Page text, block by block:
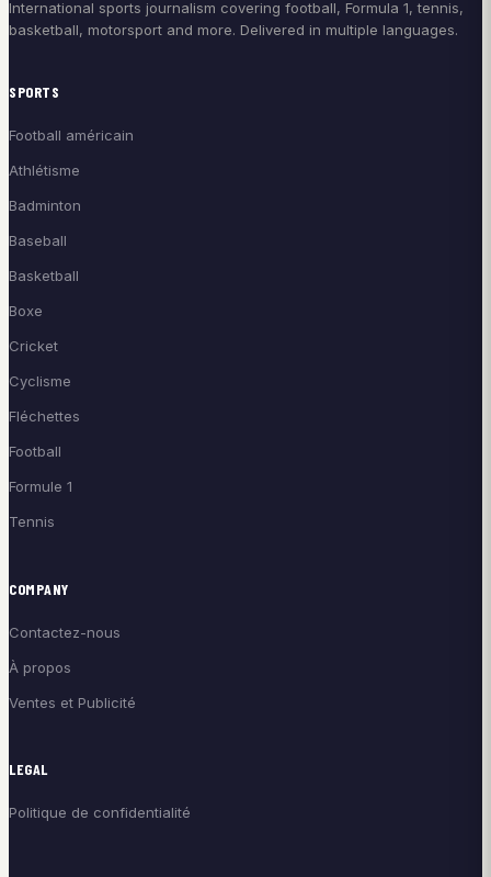
International sports journalism covering football, Formula 1, tennis,
basketball, motorsport and more. Delivered in multiple languages.
SPORTS
Football américain
Athlétisme
Badminton
Baseball
Basketball
Boxe
Cricket
Cyclisme
Fléchettes
Football
Formule 1
Tennis
COMPANY
Contactez-nous
À propos
Ventes et Publicité
LEGAL
Politique de confidentialité